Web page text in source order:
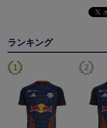
ランキング